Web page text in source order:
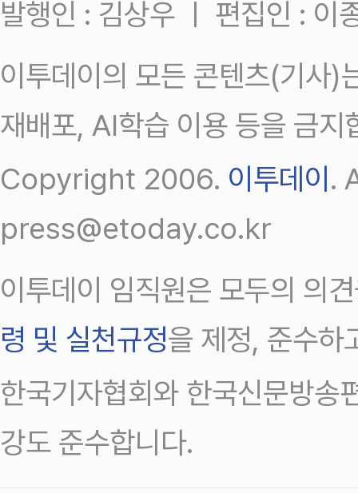
발행인 : 김상우 ㅣ 편집인 : 이
이투데이의 모든 콘텐츠(기사)
재배포, AI학습 이용 등을 금지
Copyright 2006. 이투데이.
press@etoday.co.kr
이투데이 임직원은 모두의 의
령 및 실천규정을 제정, 준수하
한국기자협회와 한국신문방송
강도 준수합니다.